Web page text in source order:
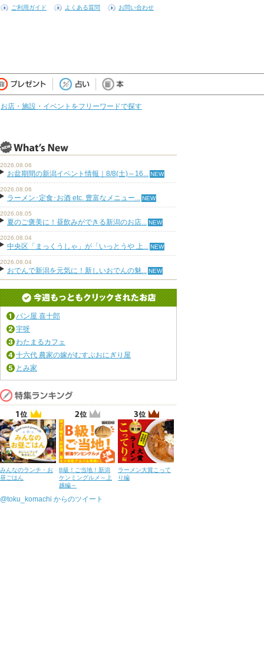
ご利用ガイド よくある質問 お問い合わせ
お店・施設・イベントをフリーワードで探す
2026.08.06
お盆期間の新潟イベント情報｜8/8(土)～16...
2026.08.06
ラーメン･定食･お酒 etc. 豊富なメニュー...
2026.08.05
夏のご褒美に！昼飲みができる新潟のお店...
2026.08.04
中央区「まっくうしゃ」が「いっとうや 上...
2026.08.04
おでんで新潟を元気に！新しいおでんの魅...
パン屋 喜十郎
宇呀
わたまるカフェ
十六代 農家の嫁がむすぶおにぎり屋
とみ家
みんなのランチ・お
昼ごはん
B級！ご当地！新潟
ケンミングルメ～上
越編～
ラーメン大賞こって
り編
@toku_komachi からのツイート